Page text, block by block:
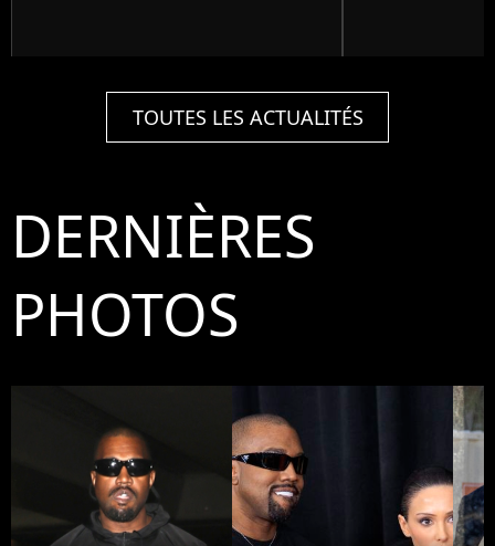
TOUTES LES ACTUALITÉS
DERNIÈRES
PHOTOS